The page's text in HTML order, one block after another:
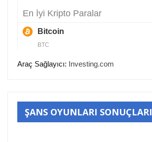
Araç Sağlayıcı: Investing.com
ŞANS OYUNLARI SONUÇLARI